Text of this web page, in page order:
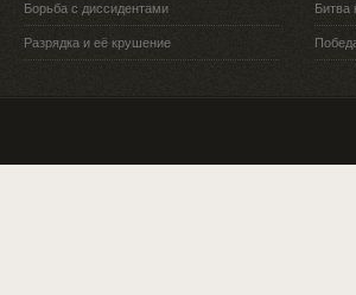
Борьба с диссидентами
Разрядка и её крушение
Битва